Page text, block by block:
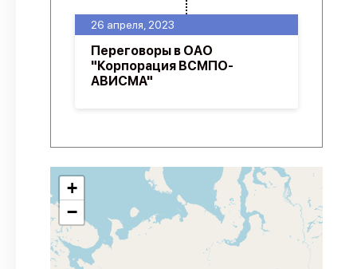
26 апреля, 2023
Переговоры в ОАО
"Корпорация ВСМПО-
АВИСМА"
+
−